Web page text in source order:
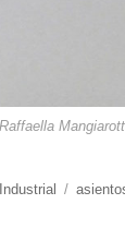
redaccion/
Categorías
Industrial